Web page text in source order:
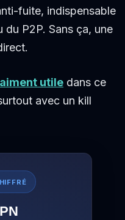
fuite, indispensable
du P2P. Sans ça, une
utile dans ce
avec un kill